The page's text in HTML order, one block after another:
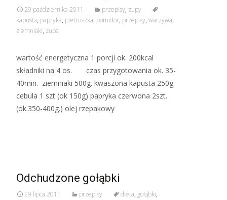
29 października 2011 przepisy, zupy
kapusta, papryka, pietruszka, pomidor, przepisy, warzywa,
ziemniaki, zupa
wartość energetyczna 1 porcji ok. 200kcal
składniki na 4 os. czas przygotowania ok. 35-
40min. ziemniaki 500g. kwaszona kapusta 250g.
cebula 1 szt (ok 150g) papryka czerwona 2szt.
(ok.350-400g.) olej rzepakowy
Odchudzone gołąbki
29 lipca 2011 przepisy dieta, gołąbki,